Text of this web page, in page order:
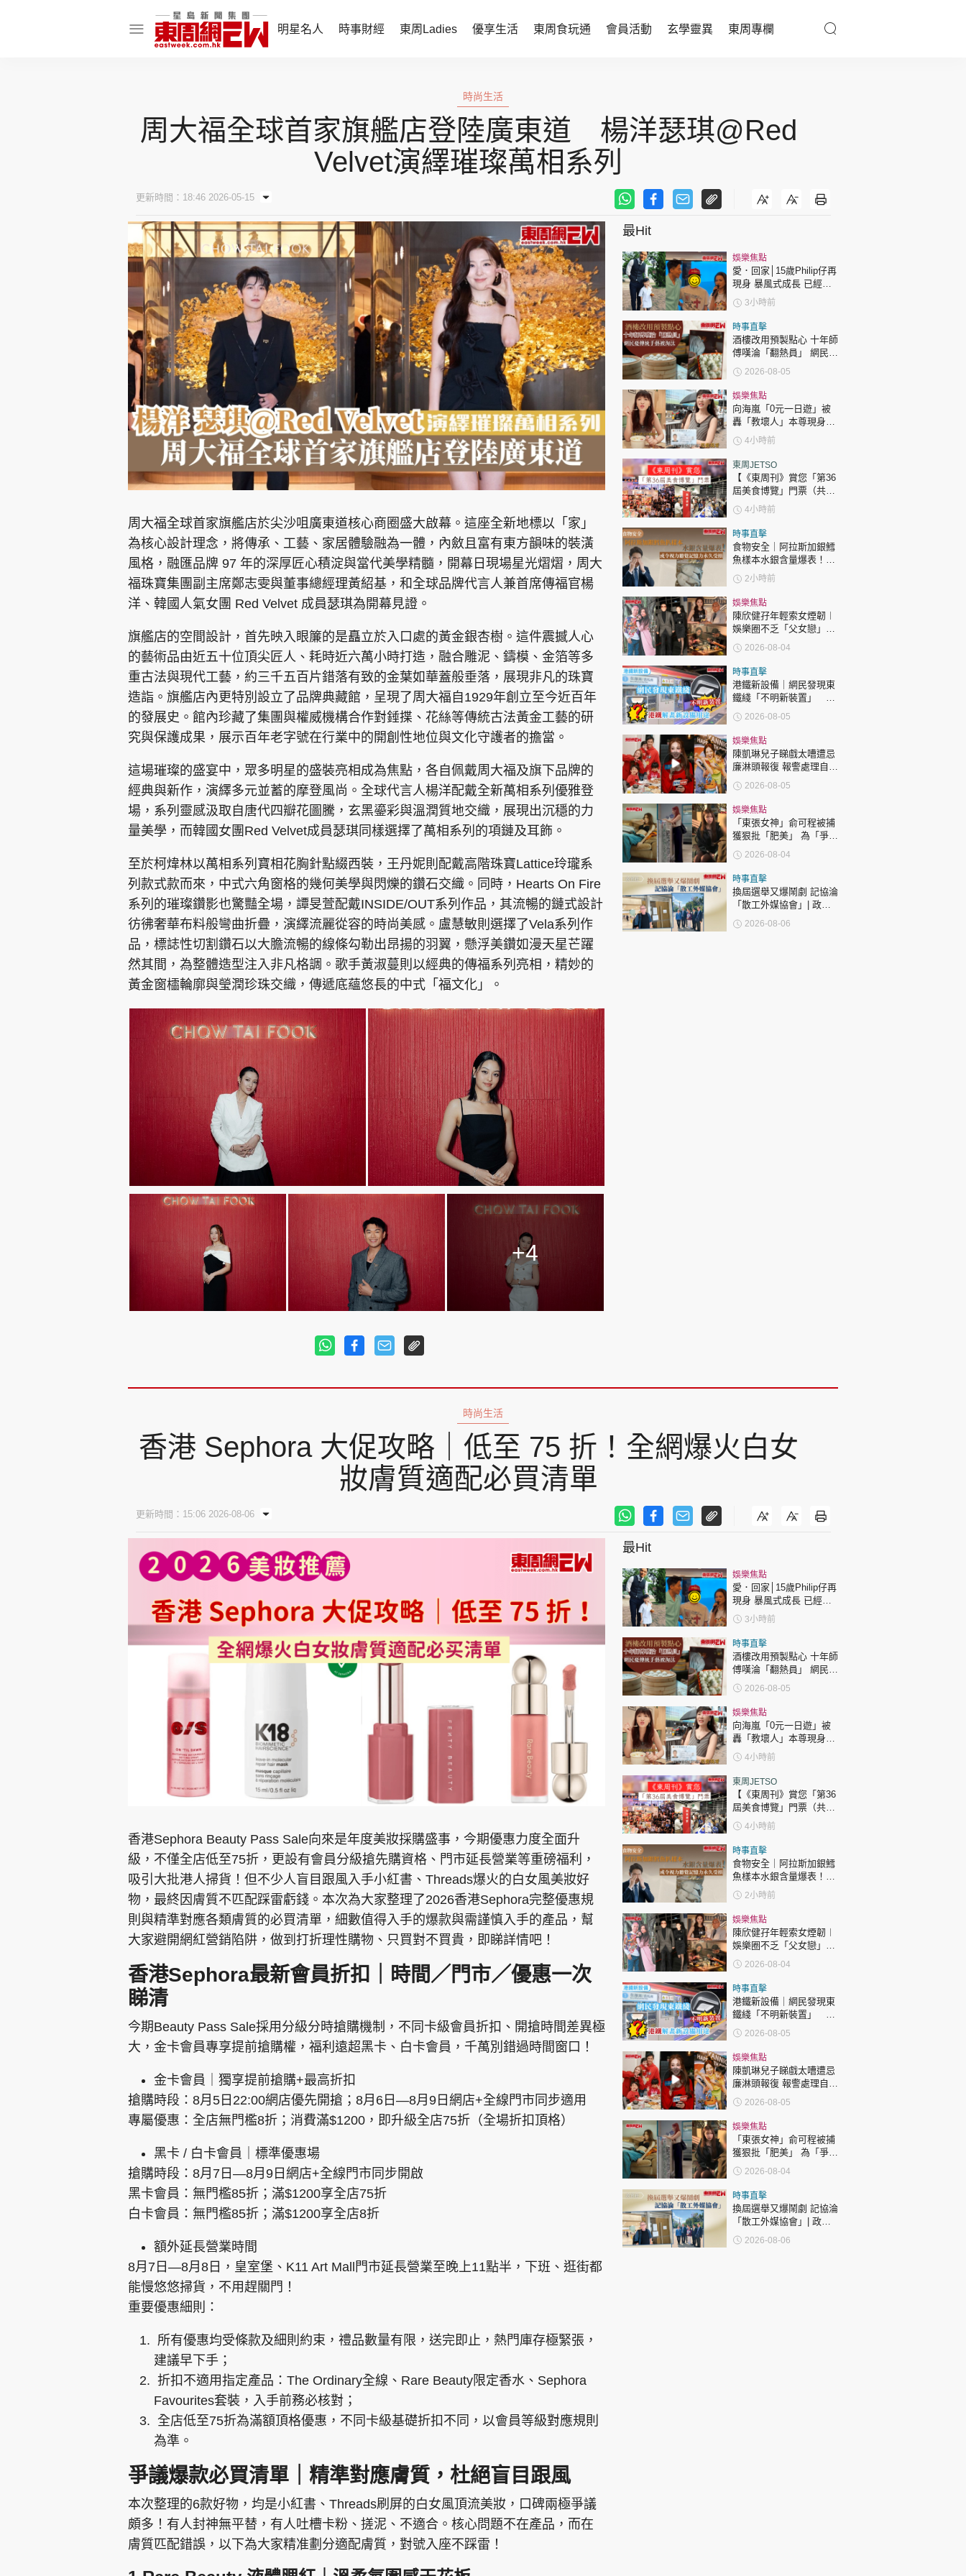
明星名人 時事財經 東周Ladies 優享生活 東周食玩通 會員活動 玄學靈異 東周專欄
話題人物 財經智庫
焦點人物
時尚生活
健康醫美
親子天地
東周食玩通
樂在灣區
飲食玩樂
會員活動
東周JETSO
玄學靈異
東勝運程
智富天下 李居明
神機妙算 李丞責
緣來有理 麥玲玲
鬼靈精怪 威師兄
娛樂名人
文化藝術
時政財經
健康生活
飲食旅遊
集團旗下品牌
東周刊 cazbuyer 東Touch PCM 電腦廣場 星島頭條 星島日報 頭條日報 星島環球 The Standard 親子王
Oh!爸媽 JobMarket 頭條搵工 EDUPLUS
關於我們 聯絡我們 隱私政策聲明 使用條款 版權及免責聲明 Copyright © 東周網 版權所有 . 不得轉載 ©Eastweek.com.hk. All rights reserved.
時尚生活
周大福全球首家旗艦店登陸廣東道 楊洋瑟琪@Red
Velvet演繹璀璨萬相系列
更新時間：18:46 2026-05-15
周大福全球首家旗艦店於尖沙咀廣東道核心商圈盛大啟幕。這座全新地標以「家」
為核心設計理念，將傳承、工藝、家居體驗融為一體，內斂且富有東方韻味的裝潢
風格，融匯品牌 97 年的深厚匠心積淀與當代美學精髓，開幕日現場星光熠熠，周大
福珠寶集團副主席鄭志雯與董事總經理黃紹基，和全球品牌代言人兼首席傳福官楊
洋、韓國人氣女團 Red Velvet 成員瑟琪為開幕見證。
旗艦店的空間設計，首先映入眼簾的是矗立於入口處的黃金銀杏樹。這件震撼人心
的藝術品由近五十位頂尖匠人、耗時近六萬小時打造，融合雕泥、鑄模、金箔等多
重古法與現代工藝，約三千五百片錯落有致的金葉如華蓋般垂落，展現非凡的珠寶
造詣。旗艦店內更特別設立了品牌典藏館，呈現了周大福自1929年創立至今近百年
的發展史。館內珍藏了集團與權威機構合作對錘揲、花絲等傳統古法黃金工藝的研
究與保護成果，展示百年老字號在行業中的開創性地位與文化守護者的擔當。
這場璀璨的盛宴中，眾多明星的盛裝亮相成為焦點，各自佩戴周大福及旗下品牌的
經典與新作，演繹多元並蓄的摩登風尚。全球代言人楊洋配戴全新萬相系列優雅登
場，系列靈感汲取自唐代四瓣花圖騰，玄黑鎏彩與溫潤質地交織，展現出沉穩的力
量美學，而韓國女團Red Velvet成員瑟琪同樣選擇了萬相系列的項鏈及耳飾。
至於柯煒林以萬相系列寶相花胸針點綴西裝，王丹妮則配戴高階珠寶Lattice玲瓏系
列款式款而來，中式六角窗格的幾何美學與閃爍的鑽石交織。同時，Hearts On Fire
系列的璀璨鑽影也驚豔全場，譚旻萱配戴INSIDE/OUT系列作品，其流暢的鏈式設計
彷彿奢華布料般彎曲折疊，演繹流麗從容的時尚美感。盧慧敏則選擇了Vela系列作
品，標誌性切割鑽石以大膽流暢的線條勾勒出昂揚的羽翼，懸浮美鑽如漫天星芒躍
然其間，為整體造型注入非凡格調。歌手黃淑蔓則以經典的傳福系列亮相，精妙的
黃金窗櫺輪廓與瑩潤珍珠交織，傳遞底蘊悠長的中式「福文化」。
+4
最Hit
娛樂焦點
愛．回家│15歲Philip仔再
現身 暴風式成長 已經高
過「三太」樊亦敏！
3小時前
時事直擊
酒樓改用預製點心 十年師
傅嘆淪「翻熱員」 網民憂
傳統手藝被淘汰
2026-08-05
娛樂焦點
向海嵐「0元一日遊」被
轟「教壞人」本尊現身回
應網民
4小時前
東周JETSO
【《東周刊》賞您「第36
屆美食博覽」門票（共30
張）】
4小時前
時事直擊
食物安全｜阿拉斯加銀鱈
魚樣本水銀含量爆表！或
令視力聽覺記憶力永久受
損
2小時前
娛樂焦點
陳欣健孖年輕索女煙韌︱
娛樂圈不乏「父女戀」
「爺孫戀」 年齡差距最大
達51歲 最受矚目有李龍
基謝賢
2026-08-04
時事直擊
港鐵新設備｜網民發現東
鐵綫「不明新裝置」 港
鐵解畫新設備用途
2026-08-05
娛樂焦點
陳凱琳兒子睇戲太嘈遭忌
廉淋頭報復 報警處理自責
護子不力 歐錦棠陳倩揚齊
表態「媽媽有責任」
2026-08-05
娛樂焦點
「東張女神」俞可程被捕
獲狠批「肥美」 為「爭
仔」緊急消脂10日成功瘦
12.2吋
2026-08-04
時事直擊
換屆選舉又爆鬧劇 記協淪
「散工外媒協會」| 政官
莊
2026-08-06
時尚生活
香港 Sephora 大促攻略｜低至 75 折！全網爆火白女
妝膚質適配必買清單
更新時間：15:06 2026-08-06
香港Sephora Beauty Pass Sale向來是年度美妝採購盛事，今期優惠力度全面升
級，不僅全店低至75折，更設有會員分級搶先購資格、門市延長營業等重磅福利，
吸引大批港人掃貨！但不少人盲目跟風入手小紅書、Threads爆火的白女風美妝好
物，最終因膚質不匹配踩雷虧錢。本次為大家整理了2026香港Sephora完整優惠規
則與精準對應各類膚質的必買清單，細數值得入手的爆款與需謹慎入手的產品，幫
大家避開網紅營銷陷阱，做到打折理性購物、只買對不買貴，即睇詳情吧！
香港Sephora最新會員折扣｜時間／門市／優惠一次
睇清
今期Beauty Pass Sale採用分級分時搶購機制，不同卡級會員折扣、開搶時間差異極
大，金卡會員專享提前搶購權，福利遠超黑卡、白卡會員，千萬別錯過時間窗口！
金卡會員｜獨享提前搶購+最高折扣
搶購時段：8月5日22:00網店優先開搶；8月6日—8月9日網店+全線門市同步適用
專屬優惠：全店無門檻8折；消費滿$1200，即升級全店75折（全場折扣頂格）
黑卡 / 白卡會員｜標準優惠場
搶購時段：8月7日—8月9日網店+全線門市同步開啟
黑卡會員：無門檻85折；滿$1200享全店75折
白卡會員：無門檻85折；滿$1200享全店8折
額外延長營業時間
8月7日—8月8日，皇室堡、K11 Art Mall門市延長營業至晚上11點半，下班、逛街都
能慢悠悠掃貨，不用趕關門！
重要優惠細則：
所有優惠均受條款及細則約束，禮品數量有限，送完即止，熱門庫存極緊張，
建議早下手；
折扣不適用指定產品：The Ordinary全線、Rare Beauty限定香水、Sephora
Favourites套裝，入手前務必核對；
全店低至75折為滿額頂格優惠，不同卡級基礎折扣不同，以會員等級對應規則
為準。
爭議爆款必買清單｜精準對應膚質，杜絕盲目跟風
本次整理的6款好物，均是小紅書、Threads刷屏的白女風頂流美妝，口碑兩極爭議
頗多！有人封神無平替，有人吐槽卡粉、搓泥、不適合。核心問題不在產品，而在
膚質匹配錯誤，以下為大家精准劃分適配膚質，對號入座不踩雷！
最Hit
娛樂焦點
愛．回家│15歲Philip仔再
現身 暴風式成長 已經高
過「三太」樊亦敏！
3小時前
時事直擊
酒樓改用預製點心 十年師
傅嘆淪「翻熱員」 網民憂
傳統手藝被淘汰
2026-08-05
娛樂焦點
向海嵐「0元一日遊」被
轟「教壞人」本尊現身回
應網民
4小時前
東周JETSO
【《東周刊》賞您「第36
屆美食博覽」門票（共30
張）】
4小時前
時事直擊
食物安全｜阿拉斯加銀鱈
魚樣本水銀含量爆表！或
令視力聽覺記憶力永久受
損
2小時前
娛樂焦點
陳欣健孖年輕索女煙韌︱
娛樂圈不乏「父女戀」
「爺孫戀」 年齡差距最大
達51歲 最受矚目有李龍
基謝賢
2026-08-04
時事直擊
港鐵新設備｜網民發現東
鐵綫「不明新裝置」 港
鐵解畫新設備用途
2026-08-05
娛樂焦點
陳凱琳兒子睇戲太嘈遭忌
廉淋頭報復 報警處理自責
護子不力 歐錦棠陳倩揚齊
表態「媽媽有責任」
2026-08-05
娛樂焦點
「東張女神」俞可程被捕
獲狠批「肥美」 為「爭
仔」緊急消脂10日成功瘦
12.2吋
2026-08-04
時事直擊
換屆選舉又爆鬧劇 記協淪
「散工外媒協會」| 政官
莊
2026-08-06